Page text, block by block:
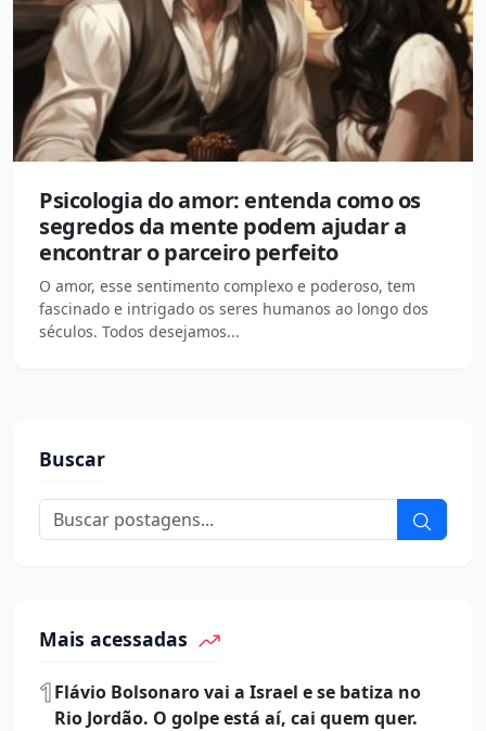
Psicologia do amor: entenda como os
segredos da mente podem ajudar a
encontrar o parceiro perfeito
O amor, esse sentimento complexo e poderoso, tem
fascinado e intrigado os seres humanos ao longo dos
séculos. Todos desejamos...
Buscar
Mais acessadas
1Flávio Bolsonaro vai a Israel e se batiza no
Rio Jordão. O golpe está aí, cai quem quer.